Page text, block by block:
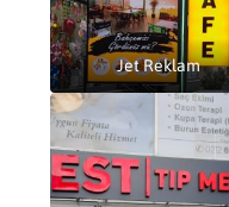
Jet Reklam